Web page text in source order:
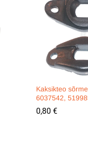
Kaksikteo
6037542,
0,80 €